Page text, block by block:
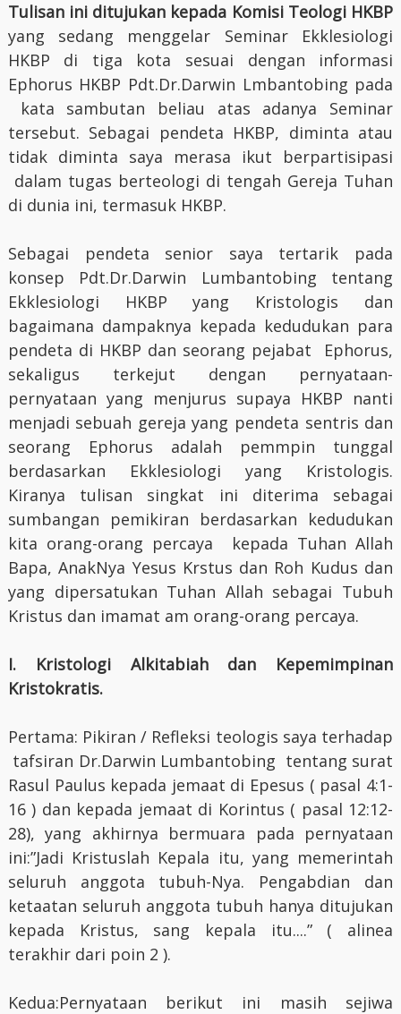
Tulisan ini ditujukan kepada Komisi Teologi HKBP
yang sedang menggelar Seminar Ekklesiologi
HKBP di tiga kota sesuai dengan informasi
Ephorus HKBP Pdt.Dr.Darwin Lmbantobing pada
kata sambutan beliau atas adanya Seminar
tersebut. Sebagai pendeta HKBP, diminta atau
tidak diminta saya merasa ikut berpartisipasi
dalam tugas berteologi di tengah Gereja Tuhan
di dunia ini, termasuk HKBP.
Sebagai pendeta senior saya tertarik pada
konsep Pdt.Dr.Darwin Lumbantobing tentang
Ekklesiologi HKBP yang Kristologis dan
bagaimana dampaknya kepada kedudukan para
pendeta di HKBP dan seorang pejabat Ephorus,
sekaligus terkejut dengan pernyataan-
pernyataan yang menjurus supaya HKBP nanti
menjadi sebuah gereja yang pendeta sentris dan
seorang Ephorus adalah pemmpin tunggal
berdasarkan Ekklesiologi yang Kristologis.
Kiranya tulisan singkat ini diterima sebagai
sumbangan pemikiran berdasarkan kedudukan
kita orang-orang percaya kepada Tuhan Allah
Bapa, AnakNya Yesus Krstus dan Roh Kudus dan
yang dipersatukan Tuhan Allah sebagai Tubuh
Kristus dan imamat am orang-orang percaya.
I.
Kristologi Alkitabiah dan Kepemimpinan
Kristokratis.
Pertama: Pikiran / Refleksi teologis saya terhadap
tafsiran Dr.Darwin Lumbantobing tentang surat
Rasul Paulus kepada jemaat di Epesus ( pasal 4:1-
16 ) dan kepada jemaat di Korintus ( pasal 12:12-
28), yang akhirnya bermuara pada pernyataan
ini:”Jadi Kristuslah Kepala itu, yang memerintah
seluruh anggota tubuh-Nya. Pengabdian dan
ketaatan seluruh anggota tubuh hanya ditujukan
kepada Kristus, sang kepala itu....” ( alinea
terakhir dari poin 2 ).
Kedua:Pernyataan berikut ini masih sejiwa